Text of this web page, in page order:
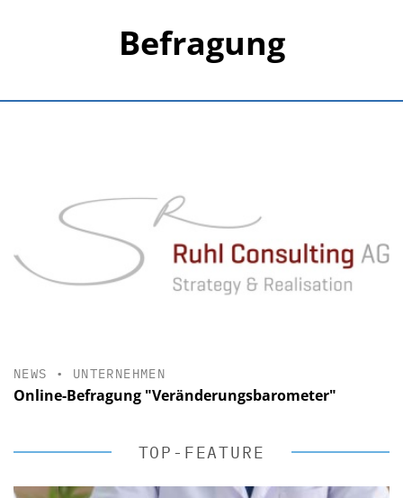
Befragung
NEWS • UNTERNEHMEN
Online-Befragung "Veränderungsbarometer"
TOP-FEATURE